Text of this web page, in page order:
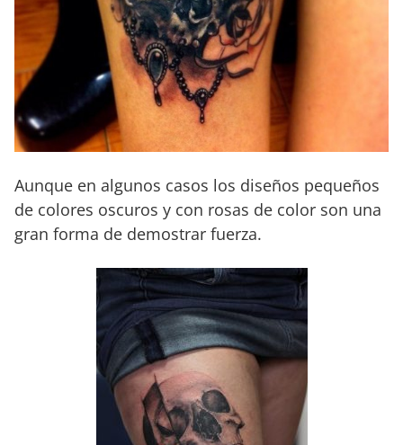
Aunque en algunos casos los diseños pequeños
de colores oscuros y con rosas de color son una
gran forma de demostrar fuerza.